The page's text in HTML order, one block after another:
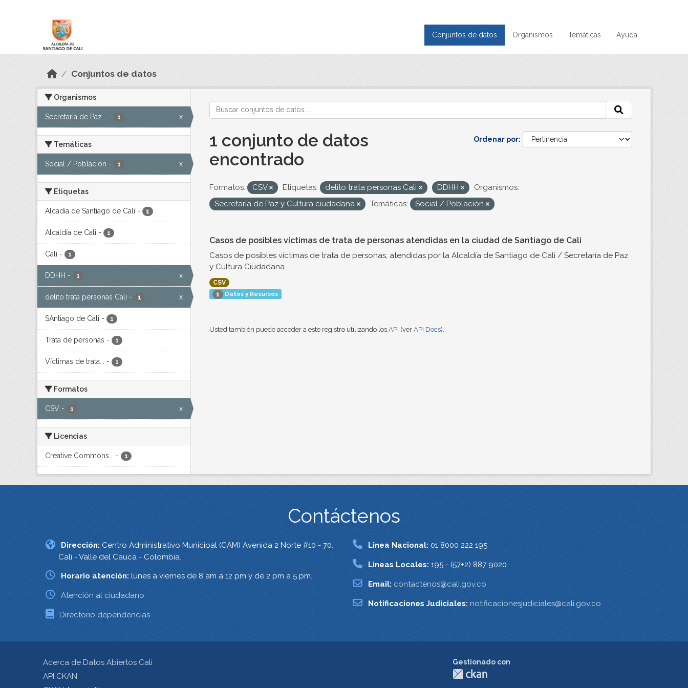
Conjuntos de datos Organismos Temáticas Ayuda
Conjuntos de datos
Organismos
Secretaría de Paz... - 1 x
Temáticas
Social / Población - 1 x
Etiquetas
Alcadía de Santiago de Cali - 1
Alcaldía de Cali - 1
Cali - 1
DDHH - 1 x
delito trata personas Cali - 1 x
SAntiago de Cali - 1
Trata de personas - 1
Víctimas de trata... - 1
Formatos
CSV - 1 x
Licencias
Creative Commons... - 1
Ordenar por
1 conjunto de datos
encontrado
Formatos: CSV Etiquetas: delito trata personas Cali DDHH
Organismos:
Secretaría de Paz y Cultura ciudadana
Temáticas: Social / Población
Casos de posibles víctimas de trata de personas atendidas en la ciudad de Santiago de Cali
Casos de posibles víctimas de trata de personas, atendidas por la Alcaldía de Santiago de Cali / Secretaría de Paz
y Cultura Ciudadana.
CSV
1
Datos y Recursos
Usted también puede acceder a este registro utilizando los API (ver API Docs).
Contáctenos
Dirección: Centro Administrativo Municipal (CAM) Avenida 2 Norte #10 - 70.
Cali - Valle del Cauca - Colombia.
Horario atención: lunes a viernes de 8 am a 12 pm y de 2 pm a 5 pm.
Atención al ciudadano
Directorio dependencias
Linea Nacional: 01 8000 222 195
Lineas Locales: 195 - (57+2) 887 9020
Email: contactenos@cali.gov.co
Notificaciones Judiciales: notificacionesjudiciales@cali.gov.co
Acerca de Datos Abiertos Cali
API CKAN
Gestionado con